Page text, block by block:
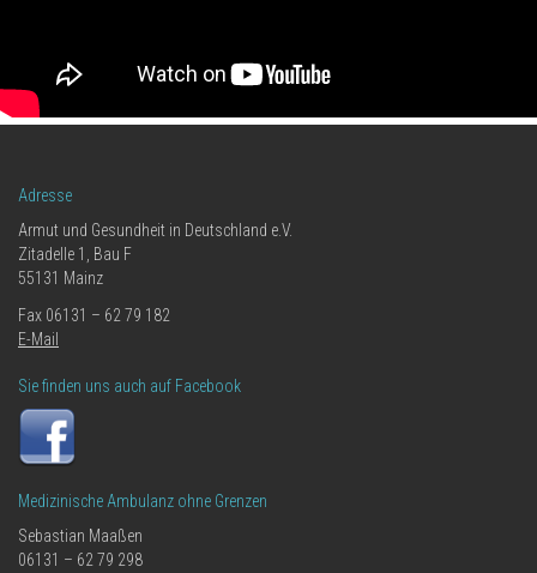
Adresse
Armut und Gesundheit in Deutschland e.V.
Zitadelle 1, Bau F
55131 Mainz
Fax 06131 – 62 79 182
E-Mail
Sie finden uns auch auf Facebook
Medizinische Ambulanz ohne Grenzen
Sebastian Maaßen
06131 – 62 79 298